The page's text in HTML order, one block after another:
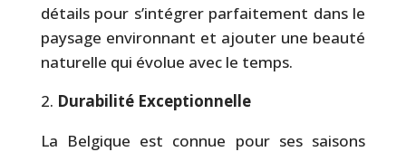
détails pour s’intégrer parfaitement dans le
paysage environnant et ajouter une beauté
naturelle qui évolue avec le temps.
Durabilité Exceptionnelle
La Belgique est connue pour ses saisons